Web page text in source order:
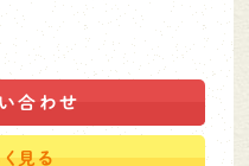
合わせ
見る